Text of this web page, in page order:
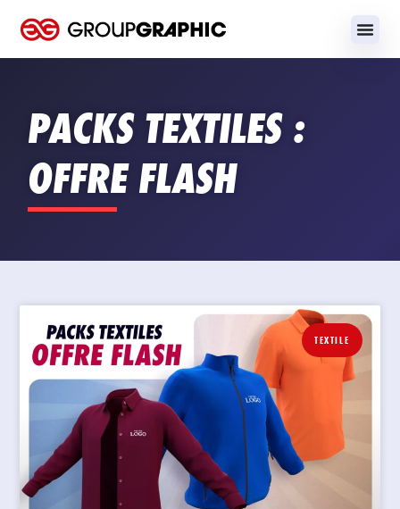
PACKS TEXTILES :
OFFRE FLASH
TEXTILE